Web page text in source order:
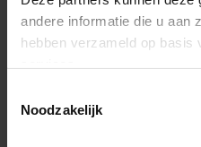
andere informatie die u aan
hebben verzameld op basis
Noodzakelijk
op basis van financiële
Een financieel
softwaretoepassingen.